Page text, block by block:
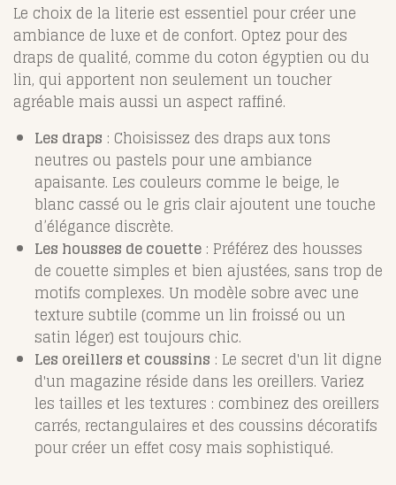
Le choix de la literie est essentiel pour créer une
ambiance de luxe et de confort. Optez pour des
draps de qualité, comme du coton égyptien ou du
lin, qui apportent non seulement un toucher
agréable mais aussi un aspect raffiné.
Les draps : Choisissez des draps aux tons
neutres ou pastels pour une ambiance
apaisante. Les couleurs comme le beige, le
blanc cassé ou le gris clair ajoutent une touche
d’élégance discrète.
Les housses de couette : Préférez des housses
de couette simples et bien ajustées, sans trop de
motifs complexes. Un modèle sobre avec une
texture subtile (comme un lin froissé ou un
satin léger) est toujours chic.
Les oreillers et coussins : Le secret d'un lit digne
d'un magazine réside dans les oreillers. Variez
les tailles et les textures : combinez des oreillers
carrés, rectangulaires et des coussins décoratifs
pour créer un effet cosy mais sophistiqué.